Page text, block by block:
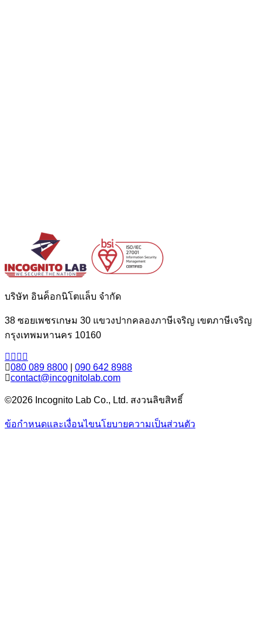
บริษัท อินค็อกนิโตแล็บ จำกัด
38 ซอยเพชรเกษม 30 แขวงปากคลองภาษีเจริญ เขตภาษีเจริญ
กรุงเทพมหานคร 10160
080 089 8800
090 642 8988
contact@incognitolab.com
©2026 Incognito Lab Co., Ltd. สงวนลิขสิทธิ์
ข้อกำหนดและเงื่อนไขนโยบายความเป็นส่วนตัว